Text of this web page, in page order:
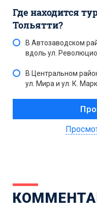
Где находится
Тольятти?
В Автозаводском
вдоль ул.
В Центральном
ул. Мира и ул. К.